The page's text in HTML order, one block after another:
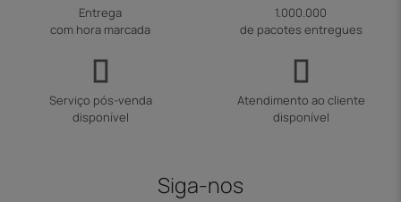
Entrega
com hora marcada
1.000.000
de pacotes entregues
Serviço pós-venda
disponível
Atendimento ao cliente
disponível
Siga-nos